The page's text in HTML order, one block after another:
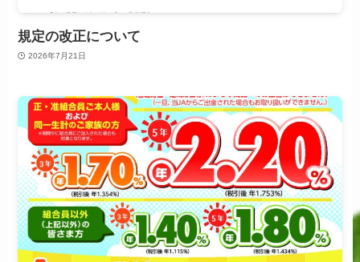
規定の改正について
2026年7月21日